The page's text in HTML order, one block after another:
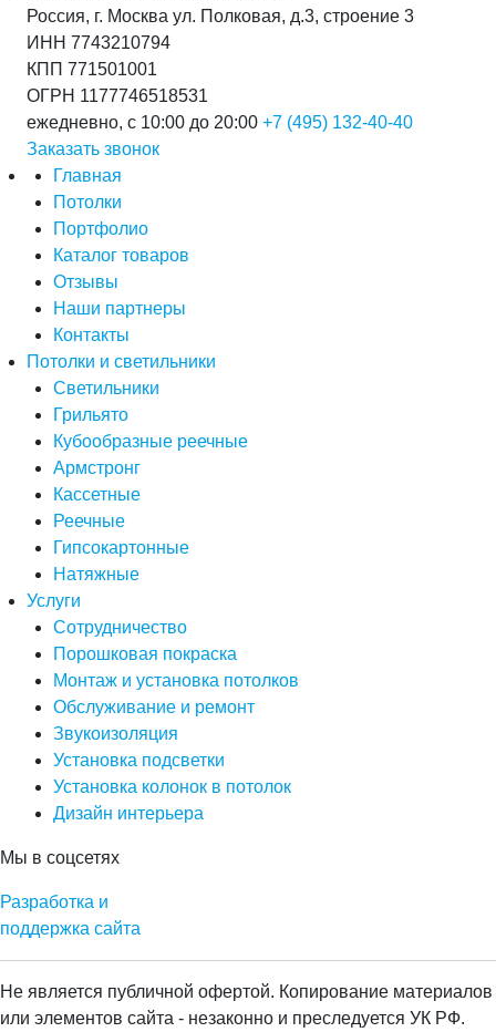
Россия, г. Москва ул. Полковая, д.3, строение 3
ИНН 7743210794
КПП 771501001
ОГРН 1177746518531
ежедневно, с 10:00 до 20:00 +7 (495) 132-40-40
Заказать звонок
Главная
Потолки
Портфолио
Каталог товаров
Отзывы
Наши партнеры
Контакты
Потолки и светильники
Светильники
Грильято
Кубообразные реечные
Армстронг
Кассетные
Реечные
Гипсокартонные
Натяжные
Услуги
Сотрудничество
Порошковая покраска
Монтаж и установка потолков
Обслуживание и ремонт
Звукоизоляция
Установка подсветки
Установка колонок в потолок
Дизайн интерьера
Мы в соцсетях
Разработка и
поддержка сайта
Не является публичной офертой. Копирование материалов
или элементов сайта - незаконно и преследуется УК РФ.